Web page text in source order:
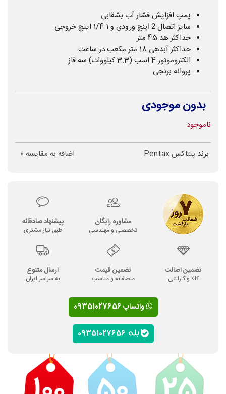
پمپ افزایش فشار آب بشقابی
سایز اتصال2 اینچ ورودی و
1 1/4 اینچ خروجی
حداکثر هد 45 متر
حداکثر آبدهی 18 متر مکعب در ساعت
الکتروموتور 4 اسب (3.3 کیلووات) سه فاز
پروانه برنجی
بدون موجودی
ناموجود
برند:پنتاکس Pentax اضافه به مقایسه 0
مشاوره رایگان
تخصصی و مهندسی
پیشنهاد صادقانه
طبق نیاز مشتری
تضمین اصالت
کالا و گارانتی
تضمین قیمت
منصفانه و مناسب
ارسال متنوع
به سراسر ایران
واتساپ 09351027656